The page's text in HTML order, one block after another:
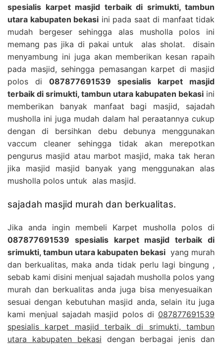
spesialis karpet masjid terbaik di srimukti, tambun
utara kabupaten bekasi ini pada saat di manfaat tidak
mudah bergeser sehingga alas musholla polos ini
memang pas jika di pakai untuk alas sholat. disain
menyambung ini juga akan memberikan kesan rapaih
pada masjid, sehingga pemasangan karpet di masjid
polos di 087877691539 spesialis karpet masjid
terbaik di srimukti, tambun utara kabupaten bekasi ini
memberikan banyak manfaat bagi masjid, sajadah
musholla ini juga mudah dalam hal peraatannya cukup
dengan di bersihkan debu debunya menggunakan
vaccum cleaner sehingga tidak akan merepotkan
pengurus masjid atau marbot masjid, maka tak heran
jika masjid masjid banyak yang menggunakan alas
musholla polos untuk alas masjid.
sajadah masjid murah dan berkualitas.
Jika anda ingin membeli Karpet musholla polos di
087877691539 spesialis karpet masjid terbaik di
srimukti, tambun utara kabupaten bekasi yang murah
dan berkualitas, maka anda tidak perlu lagi bingung ,
sebab kami disini menjual sajadah musholla polos yang
murah dan berkualitas anda juga bisa menyesuaikan
sesuai dengan kebutuhan masjid anda, selain itu juga
kami menjual sajadah masjid polos di 087877691539
spesialis karpet masjid terbaik di srimukti, tambun
utara kabupaten bekasi dengan berbagai jenis dan